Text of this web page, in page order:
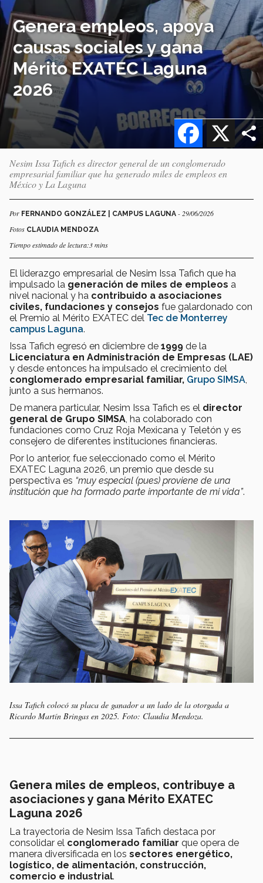
Genera empleos, apoya
causas sociales y gana
Mérito EXATEC Laguna
2026
X
Facebook
Nesim Issa Tafich es director general de un conglomerado
empresarial familiar que ha generado miles de empleos en
México y La Laguna
Por FERNANDO GONZÁLEZ | CAMPUS LAGUNA - 29/06/2026
Fotos CLAUDIA MENDOZA
Tiempo estimado de lectura:3 mins
El liderazgo empresarial de Nesim Issa Tafich que ha
impulsado la generación de miles de empleos a
nivel nacional y ha contribuido a asociaciones
civiles, fundaciones y consejos fue galardonado con
el Premio al Mérito EXATEC del Tec de Monterrey
campus Laguna.
Issa Tafich egresó en diciembre de 1999 de la
Licenciatura en Administración de Empresas (LAE)
y desde entonces ha impulsado el crecimiento del
conglomerado empresarial familiar, Grupo SIMSA
junto a sus hermanos.
De manera particular, Nesim Issa Tafich es el director
general de Grupo SIMSA , ha colaborado con
fundaciones como Cruz Roja Mexicana y Teletón y es
consejero de diferentes instituciones financieras.
Por lo anterior, fue seleccionado como el Mérito
EXATEC Laguna 2026, un premio que desde su
perspectiva es “muy especial (pues) proviene de una
institución que ha formado parte importante de mi vida”.
Issa Tafich colocó su placa de ganador a un lado de la otorgada a
Ricardo Martín Bringas en 2025. Foto: Claudia Mendoza.
Genera miles de empleos, contribuye a
asociaciones y gana Mérito EXATEC
Laguna 2026
La trayectoria de Nesim Issa Tafich destaca por
consolidar el conglomerado familiar que opera de
manera diversificada en los sectores energético,
logístico, de alimentación, construcción,
comercio e industrial.